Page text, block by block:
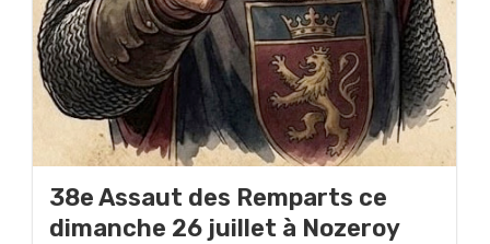
38e Assaut des Remparts ce
dimanche 26 juillet à Nozeroy